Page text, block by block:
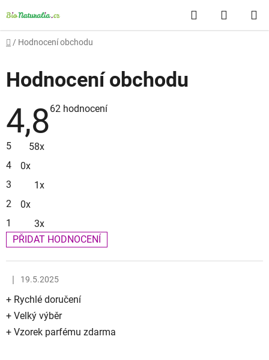
na
obsah
Hledat
KOŠÍK
Domů
/ Hodnocení obchodu
Hodnocení obchodu
4,8Průměrné
62 hodnocení
5
58x
4
0x
3
1x
2
0x
1
3x
PŘIDAT HODNOCENÍ
p
i
s
h
Hodnocení obchodu je 5 z 5 hvězdiček.
19.5.2025
+ Rychlé doručení
+ Velký výběr
+ Vzorek parfému zdarma